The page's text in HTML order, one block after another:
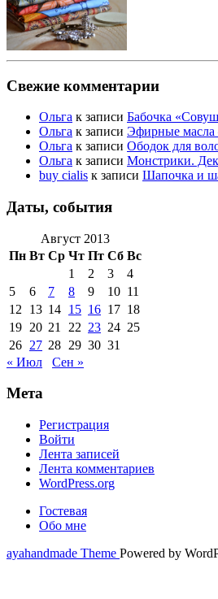
Свежие комментарии
Ольга к записи Бабочка
Ольга к записи Эфирные масла
Ольга к записи Ободок для
Ольга к записи Монстрики.
buy cialis к записи Шапочка и
Даты, события
Август 2013
Пн Вт Ср Чт Пт Сб Вс
1
2 3
4
5
6 7 8 9 10 11
12
13 14 15 16 17 18
19 20 21 22 23 24 25
26 27 28 29 30 31
« Июл
Сен »
Мета
Регистрация
Войти
Лента записей
Лента комментариев
WordPress.org
Гостевая
Обо мне
ayahandmade Theme Powered by